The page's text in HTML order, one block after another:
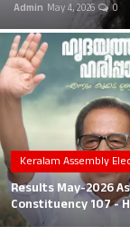
Business
Local News
Earn Money
Tutorials
Malayalam
Admin May 4, 2026 0
Keralam Assembly
Results May-2026
Constituency 107 -